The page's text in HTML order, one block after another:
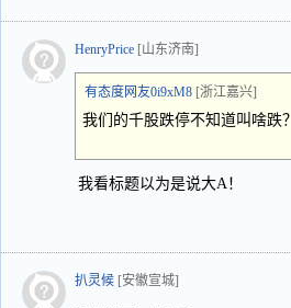
HenryPrice [山东济南]
有态度网友0i9xM8 [浙江嘉兴]
我们的千股跌停不知道叫啥跌？
我看标题以为是说大A！
扒灵候 [安徽宣城]